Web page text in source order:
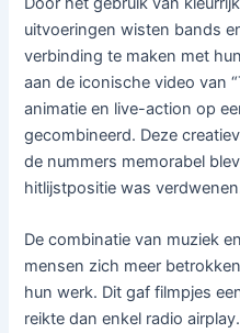
uitvoeringen wisten bands
verbinding te maken met
aan de iconische video van
animatie en live-action op
gecombineerd. Deze
de nummers memorabel
hitlijstpositie was
De combinatie van muziek
mensen zich meer
hun werk. Dit gaf filmpjes
reikte dan enkel radio